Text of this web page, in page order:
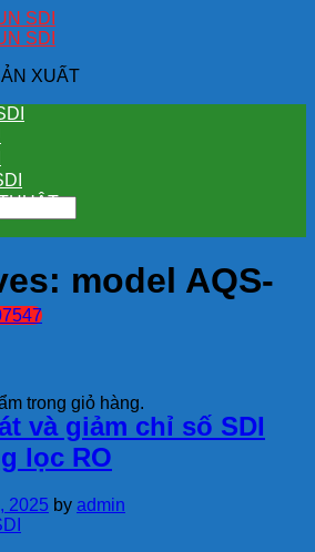
XUẤT
trong giỏ hàng.
model AQS-
và giảm chỉ số SDI
lọc RO
2025 by admin